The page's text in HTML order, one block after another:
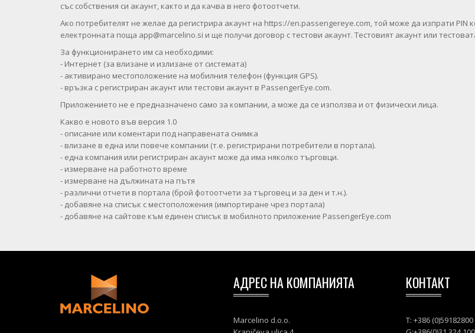
със собствения си акаунт, както и да качва в него фотоотчети.
Ако потребителят не желае да регистрира акаунт на https://en.passengereye.com, той може да изпрати
електронната поща app@marcelino.si и ще получи договор с тестови акаунт. Тестовият акаунт или
За функционирането им са необходими:
- Интернет (за влизане и излизане от системата)
- активирано местоположение на мобилния телефон (функция GPS).
- връзка с регистриран акаунт или тестови акаунт в PassengerEye.com.
Приложението не е предназначено само за компании, а може да се използва и от физически лица.
Какво е новото във версия 1.0
- описание или коментари под направената снимка
- влизане в една или повече компании (т.е. регистрирани потребители в портала).
- една компания или регистриран акаунт може да има няколко търговци.
- измерване на работното време
- измерване на дължината на пътя
- различни отчети в портала (брой фотоотчети за търговец и за ден и т.н.).
- добавяне на списък с местоположения (импортиране чрез портала)
- добавяне на сайтове към единен списък в мобилното приложение PassengerEye.com
АДРЕС НА КОМПАНИЯТА
Marcelino d.o.o.
КОНТАКТ
T: +386 (0)59182800